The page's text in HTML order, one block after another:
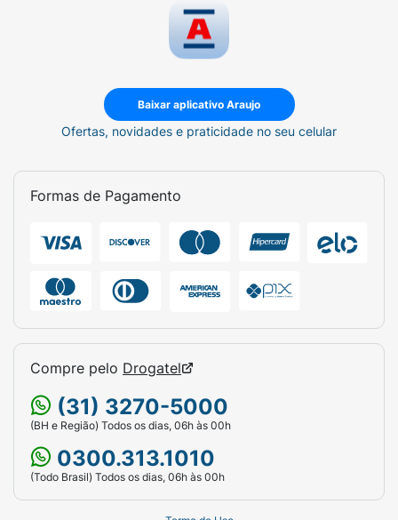
Baixar aplicativo Araujo
Ofertas, novidades e praticidade no seu celular
Formas de Pagamento
Compre pelo Drogatel
(31) 3270-5000
(BH e Região) Todos os dias, 06h às 00h
0300.313.1010
(Todo Brasil) Todos os dias, 06h às 00h